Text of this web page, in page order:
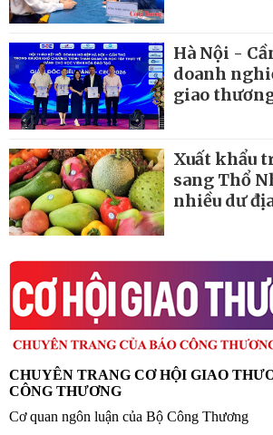
Hà Nội -
doanh
giao
Xuất khẩu
sang Thổ
nhiều dư
CHUYÊN TRANG CƠ HỘI GIAO
CÔNG THƯƠNG
Cơ quan ngôn luận của Bộ Công Thương